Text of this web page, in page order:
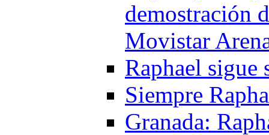
demostración
Movistar
Raphael sigue
Siempre
Granada: